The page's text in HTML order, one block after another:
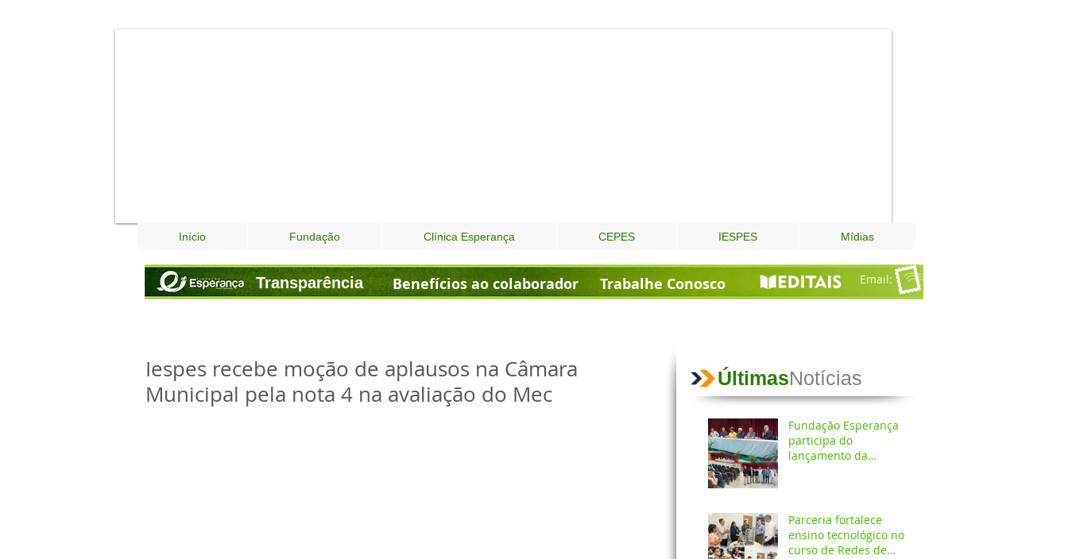
Início Fundação Clínica Esperança CEPES IESPES Mídias
Email:
Transparência Benefícios ao colaborador Trabalhe Conosco
Iespes recebe moção de aplausos na Câmara
Municipal pela nota 4 na avaliação do Mec
Fundação Esperança
participa do
lançamento da
compromisso com a
preservação do meio
ambiente
Parceria fortalece
ensino tecnológico no
curso de Redes de
ÚltimasNotícias